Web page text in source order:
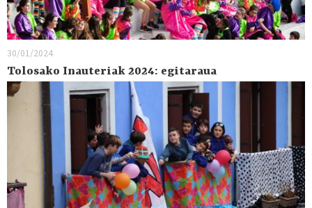
30/01/2024
Tolosako Inauteriak 2024: egitaraua